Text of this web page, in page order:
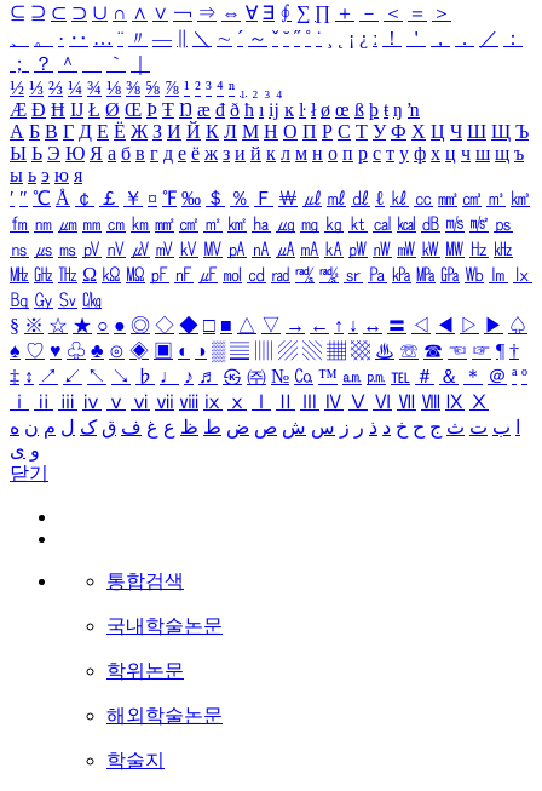
⊆ ⊇ ⊂ ⊃ ∪ ∩ ∧ ∨ ￢ ⇒ ⇔ ∀ ∃ ∮ ∑ ∏ ＋ － ＜ ＝
＞
、
。 · ‥ … ¨ 〃 ― ＼ ∼ ´ ～ ˇ ˘ ˝ ˚ ˙ ¸ ¡ ¿ ː ！ ＇ ， ． ／
：
；
？ ＾ ｀
½ ⅓ ⅔ ¼ ¾ ⅛ ⅜ ⅝ ⅞ ¹ ² ³ ⁴ ⁿ ₁ ₂ ₃ ₄
Æ Ð Ħ Ĳ Ł Ø Œ Þ Ŧ Ŋ æ đ ð ħ ı ĳ ĸ ŀ ł ø œ ß þ ŧ ŋ ŉ
А Б В Г Д Е Ё Ж З И Й К Л М Н О П Р С Т У Ф Х Ц Ч Ш Щ Ъ
Ы Ь Э Ю Я а б в г д е ё ж з и й к л м н о п р с т у ф х ц ч ш щ ъ
ы ь э ю я
′ ″ ℃ Å ￠ ￡ ￥ ¤ ℉ ‰ ＄ ％ Ｆ ￦ ㎕ ㎖ ㎗ ℓ ㎘ ㏄ ㎣ ㎤ ㎥ ㎦
㎙ ㎚ ㎛ ㎜ ㎝ ㎞ ㎟ ㎠ ㎡ ㎢ ㏊ ㎍ ㎎ ㎏ ㏏ ㎈ ㎉ ㏈ ㎧ ㎨ ㎰
㎱ ㎲ ㎳ ㎴ ㎵ ㎶ ㎷ ㎸ ㎹ ㎀ ㎁ ㎂ ㎃ ㎄ ㎺ ㎻ ㎽ ㎾ ㎿ ㎐ ㎑
㎒ ㎓ ㎔ Ω ㏀ ㏁ ㎊ ㎋ ㎌ ㏖ ㏅ ㎭ ㎮ ㎯ ㏛ ㎩ ㎪ ㎫ ㎬ ㏝ ㏐
㏓
㏃ ㏉ ㏜ ㏆
§ ※ ☆ ★ ○ ● ◎ ◇ ◆ □ ■ △ ▽ → ← ↑ ↓ ↔ 〓 ◁ ◀ ▷ ▶ ♤
♠ ♡ ♥ ♧ ♣ ⊙ ◈ ▣ ◐ ◑ ▒ ▤ ▨ ▧ ▦ ▩ ♨ ☏ ☎ ☜ ☞ ¶ †
‡ ↕ ↗ ↙ ↖ ↘ ♭ ♩ ♪ ♬ ㉿ ㈜ № ㏇ ™ ㏂ ㏘ ℡ ＃ ＆ ＊ ＠ ª º
ⅰ
ⅱ ⅲ ⅳ ⅴ ⅵ ⅶ ⅷ ⅸ ⅹ Ⅳ Ⅴ Ⅵ Ⅶ Ⅷ Ⅸ Ⅹ
ب ت ث ج ح خ د ذ ر ز س ش ص ض ط ظ ع غ ف ق ک ل م ن ه
و ی
닫기
통합검색
국내학술논문
학위논문
해외학술논문
학술지